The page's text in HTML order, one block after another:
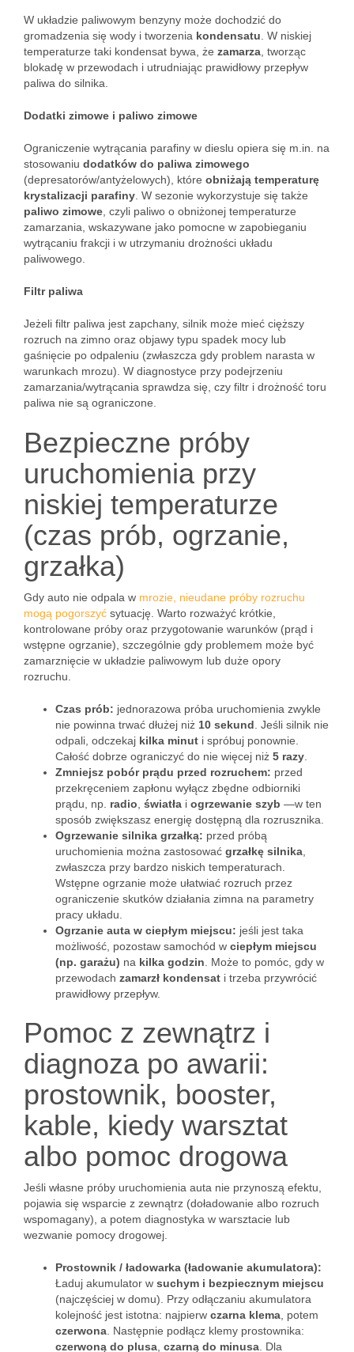
W układzie paliwowym benzyny może dochodzić do
gromadzenia się wody i tworzenia kondensatu . W niskiej
temperaturze taki kondensat bywa, że zamarza , tworząc
blokadę w przewodach i utrudniając prawidłowy przepływ
paliwa do silnika.
Dodatki zimowe i paliwo zimowe
Ograniczenie wytrącania parafiny w dieslu opiera się m.in. na
stosowaniu dodatków do paliwa zimowego
(depresatorów/antyżelowych), które obniżają temperaturę
krystalizacji parafiny . W sezonie wykorzystuje się także
paliwo zimowe , czyli paliwo o obniżonej temperaturze
zamarzania, wskazywane jako pomocne w zapobieganiu
wytrącaniu frakcji i w utrzymaniu drożności układu
paliwowego.
Filtr paliwa
Jeżeli filtr paliwa jest zapchany, silnik może mieć cięższy
rozruch na zimno oraz objawy typu spadek mocy lub
gaśnięcie po odpaleniu (zwłaszcza gdy problem narasta w
warunkach mrozu). W diagnostyce przy podejrzeniu
zamarzania/wytrącania sprawdza się, czy filtr i drożność toru
paliwa nie są ograniczone.
Bezpieczne próby
uruchomienia przy
niskiej temperaturze
(czas prób, ogrzanie,
grzałka)
Gdy auto nie odpala w mrozie, nieudane próby rozruchu
mogą pogorszyć sytuację. Warto rozważyć krótkie,
kontrolowane próby oraz przygotowanie warunków (prąd i
wstępne ogrzanie), szczególnie gdy problemem może być
zamarznięcie w układzie paliwowym lub duże opory
rozruchu.
Czas prób: jednorazowa próba uruchomienia zwykle
nie powinna trwać dłużej niż 10 sekund . Jeśli silnik nie
odpali, odczekaj kilka minut i spróbuj ponownie.
Całość dobrze ograniczyć do nie więcej niż 5 razy
Zmniejsz pobór prądu przed rozruchem: przed
przekręceniem zapłonu wyłącz zbędne odbiorniki
prądu, np. radio światła i ogrzewanie szyb —w ten
sposób zwiększasz energię dostępną dla rozrusznika.
Ogrzewanie silnika grzałką: przed próbą
uruchomienia można zastosować grzałkę silnika
zwłaszcza przy bardzo niskich temperaturach.
Wstępne ogrzanie może ułatwiać rozruch przez
ograniczenie skutków działania zimna na parametry
pracy układu.
Ogrzanie auta w ciepłym miejscu: jeśli jest taka
możliwość, pozostaw samochód w ciepłym miejscu
(np. garażu) na kilka godzin . Może to pomóc, gdy w
przewodach zamarzł kondensat i trzeba przywrócić
prawidłowy przepływ.
Pomoc z zewnątrz i
diagnoza po awarii:
prostownik, booster,
kable, kiedy warsztat
albo pomoc drogowa
Jeśli własne próby uruchomienia auta nie przynoszą efektu,
pojawia się wsparcie z zewnątrz (doładowanie albo rozruch
wspomagany), a potem diagnostyka w warsztacie lub
wezwanie pomocy drogowej.
Prostownik / ładowarka (ładowanie akumulatora):
Ładuj akumulator w suchym i bezpiecznym miejscu
(najczęściej w domu). Przy odłączaniu akumulatora
kolejność jest istotna: najpierw czarna klema , potem
czerwona . Następnie podłącz klemy prostownika:
czerwoną do plusa czarną do minusa . Dla